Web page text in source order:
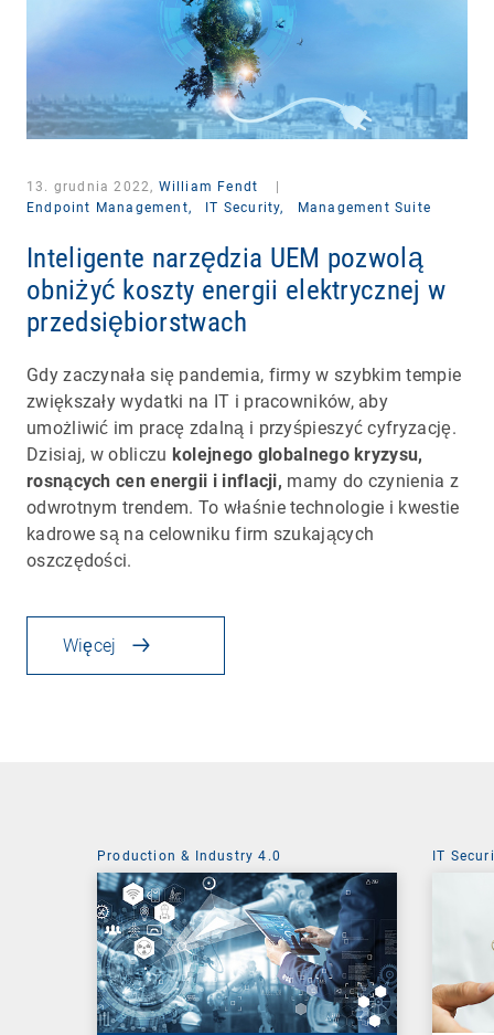
13. grudnia 2022, William Fendt
Endpoint Management,
IT Security, Management Suite
Inteligente narzędzia UEM pozwolą
obniżyć koszty energii elektrycznej w
przedsiębiorstwach
Gdy zaczynała się pandemia, firmy w szybkim tempie
zwiększały wydatki na IT i pracowników, aby
umożliwić im pracę zdalną i przyśpieszyć cyfryzację.
Dzisiaj, w obliczu kolejnego globalnego kryzysu,
rosnących cen energii i inflacji, mamy do czynienia z
odwrotnym trendem. To właśnie technologie i kwestie
kadrowe są na celowniku firm szukających
oszczędości.
Więcej
Production & Industry 4.0 IT